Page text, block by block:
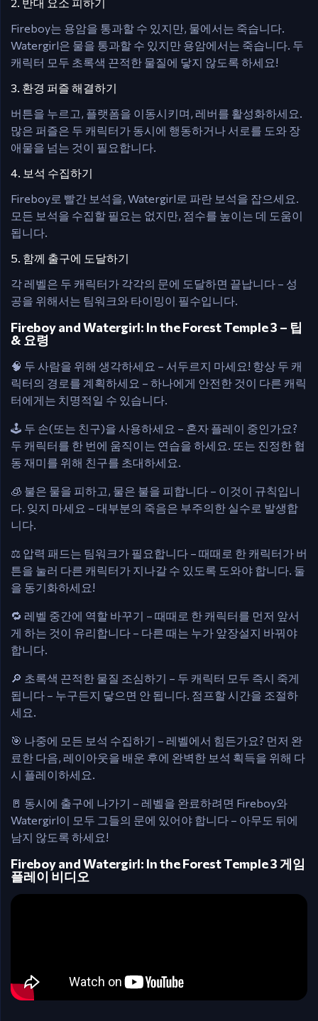
Fireboy는 용암을 통과할 수 있지만, 물에서는 죽습니다.
Watergirl은 물을 통과할 수 있지만 용암에서는 죽습니다. 두
캐릭터 모두 초록색 끈적한 물질에 닿지 않도록 하세요!
3. 환경 퍼즐 해결하기
버튼을 누르고, 플랫폼을 이동시키며, 레버를 활성화하세요.
많은 퍼즐은 두 캐릭터가 동시에 행동하거나 서로를 도와 장
애물을 넘는 것이 필요합니다.
4. 보석 수집하기
Fireboy로 빨간 보석을, Watergirl로 파란 보석을 잡으세요.
모든 보석을 수집할 필요는 없지만, 점수를 높이는 데 도움이
됩니다.
5. 함께 출구에 도달하기
각 레벨은 두 캐릭터가 각각의 문에 도달하면 끝납니다 – 성
공을 위해서는 팀워크와 타이밍이 필수입니다.
Fireboy and Watergirl: In the Forest Temple 3 – 팁
& 요령
🧠 두 사람을 위해 생각하세요 – 서두르지 마세요! 항상 두 캐
릭터의 경로를 계획하세요 – 하나에게 안전한 것이 다른 캐릭
터에게는 치명적일 수 있습니다.
🕹️ 두 손(또는 친구)을 사용하세요 – 혼자 플레이 중인가요?
두 캐릭터를 한 번에 움직이는 연습을 하세요. 또는 진정한 협
동 재미를 위해 친구를 초대하세요.
🧊 불은 물을 피하고, 물은 불을 피합니다 – 이것이 규칙입니
다. 잊지 마세요 – 대부분의 죽음은 부주의한 실수로 발생합
니다.
⚖️ 압력 패드는 팀워크가 필요합니다 – 때때로 한 캐릭터가 버
튼을 눌러 다른 캐릭터가 지나갈 수 있도록 도와야 합니다. 둘
을 동기화하세요!
🔁 레벨 중간에 역할 바꾸기 – 때때로 한 캐릭터를 먼저 앞서
게 하는 것이 유리합니다 – 다른 때는 누가 앞장설지 바꿔야
합니다.
🔎 초록색 끈적한 물질 조심하기 – 두 캐릭터 모두 즉시 죽게
됩니다 – 누구든지 닿으면 안 됩니다. 점프할 시간을 조절하
세요.
🎯 나중에 모든 보석 수집하기 – 레벨에서 힘든가요? 먼저 완
료한 다음, 레이아웃을 배운 후에 완벽한 보석 획득을 위해 다
시 플레이하세요.
🚪 동시에 출구에 나가기 – 레벨을 완료하려면 Fireboy와
Watergirl이 모두 그들의 문에 있어야 합니다 – 아무도 뒤에
남지 않도록 하세요!
Fireboy and Watergirl: In the Forest Temple 3 게임
플레이 비디오